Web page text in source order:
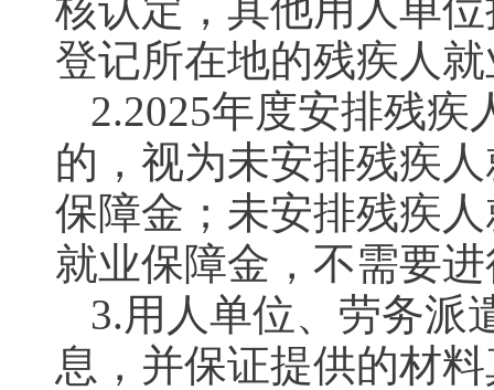
登记所在地的残疾人
2.2025年度安排残
的，视为未安排残疾
保障金；未安排残疾
就业保障金，不需要
3.用人单位、劳务派
息，并保证提供的材